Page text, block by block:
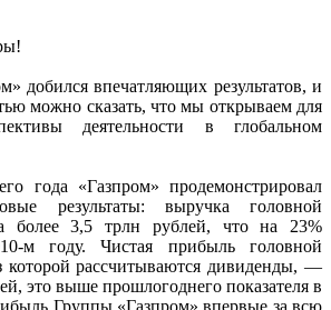
добился впечатляющих результатов, и
можно сказать, что мы открываем для
деятельности в глобальном
года «Газпром» продемонстрировал
результаты: выручка головной
более 3,5 трлн рублей, что на 23%
м году. Чистая прибыль головной
которой рассчитываются дивиденды, —
это выше прошлогоднего показателя в